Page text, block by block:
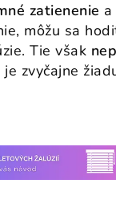
zatienenie
môžu sa
Tie však
je zvyčajne